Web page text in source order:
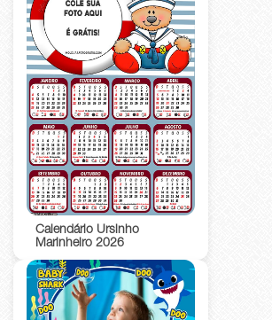
Calendário Ursinho
Marinheiro 2026